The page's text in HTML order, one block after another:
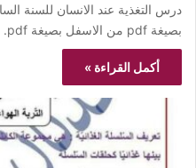
درس التغذية عند الانسان للسنة
بصيغة pdf من الاسفل بصيغة pdf. التغذية عند الإنسان التغذية…
أكمل القراءة »